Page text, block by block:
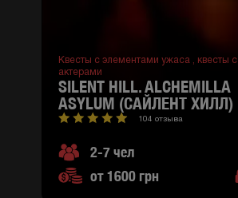
Квесты с элементами ужаса ,
квесты с
актерами
SILENT HILL. ALCHEMILLA
ASYLUM (САЙЛЕНТ ХИЛЛ)
104 отзыва
2-7 чел
от 1600 грн